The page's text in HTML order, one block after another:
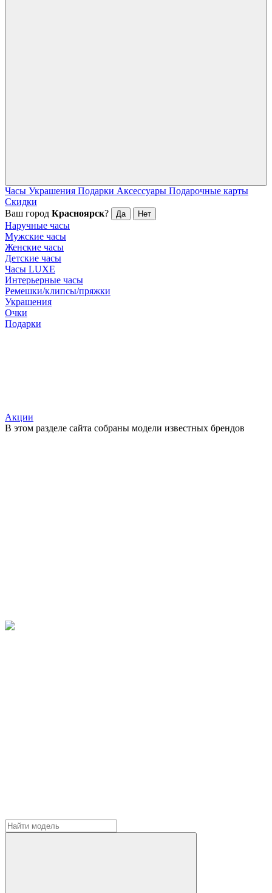
Часы Украшения Подарки Аксессуары Подарочные карты
Скидки
Ваш город Красноярск? Да Нет
Наручные часы
Мужские часы
Женские часы
Детские часы
Часы LUXE
Интерьерные часы
Ремешки/клипсы/пряжки
Украшения
Очки
Подарки
Акции
В этом разделе сайта собраны модели известных брендов